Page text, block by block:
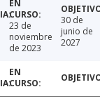
23 de
noviembre
de 2023
30 de
junio de
2027